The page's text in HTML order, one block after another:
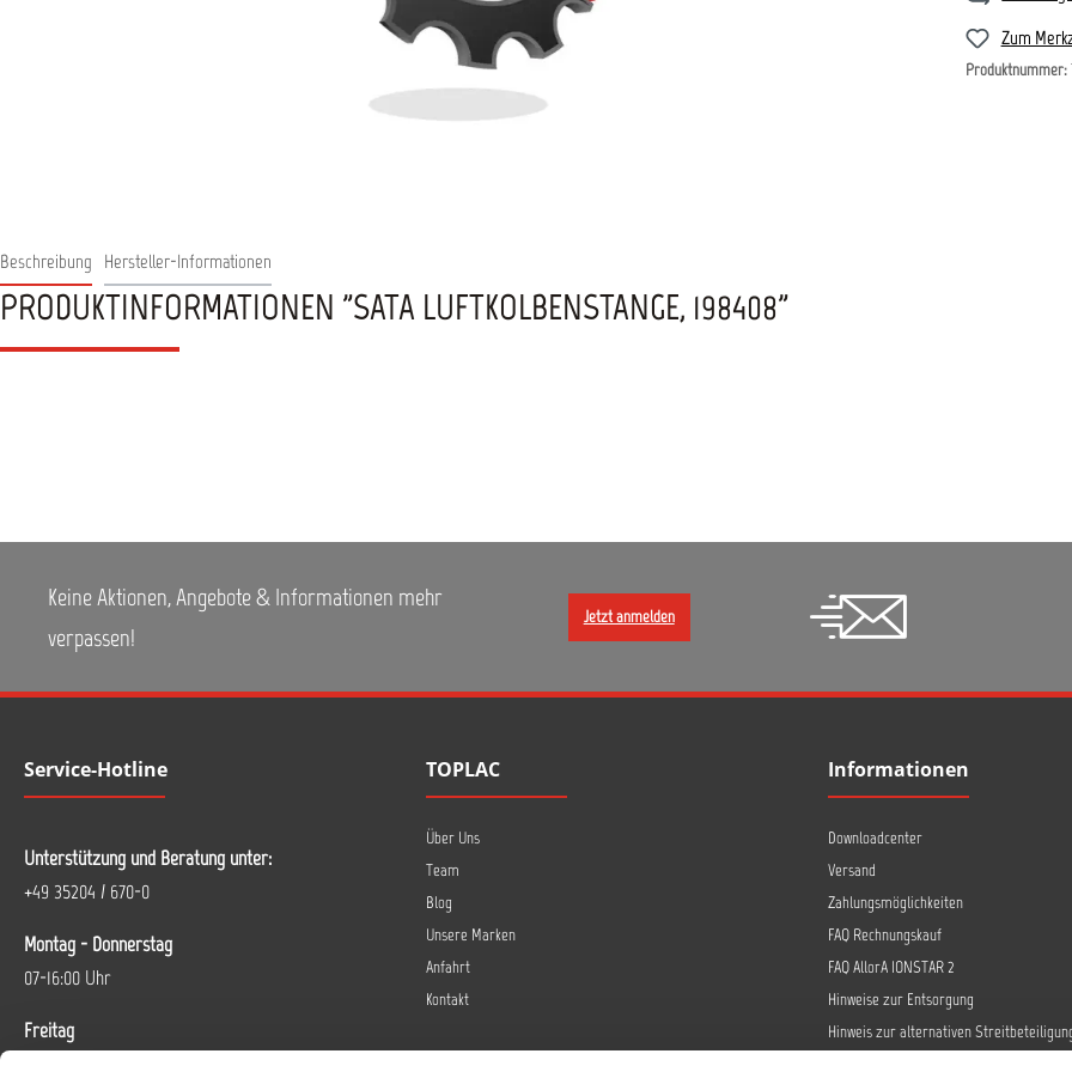
Zum
Produktnummer:
Beschreibung Hersteller-Informationen
PRODUKTINFORMATIONEN "SATA LUFTKOLBENSTANGE, 198408"
Keine Aktionen, Angebote & Informationen mehr
verpassen!
Jetzt anmelden
Service-Hotline
Unterstützung und Beratung unter:
+49 35204 / 670-0
Montag - Donnerstag
07-16:00 Uhr
Freitag
TOPLAC
Über Uns
Team
Blog
Unsere Marken
Anfahrt
Kontakt
Informationen
Downloadcenter
Versand
Zahlungsmöglichkeiten
FAQ Rechnungskauf
FAQ AllorA IONSTAR 2
Hinweise zur Entsorgung
Hinweis zur alternativen